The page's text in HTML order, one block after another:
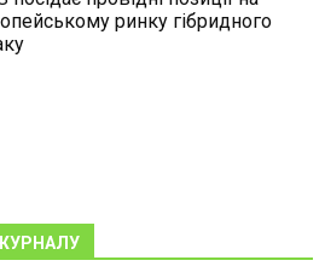
ринку гібридного